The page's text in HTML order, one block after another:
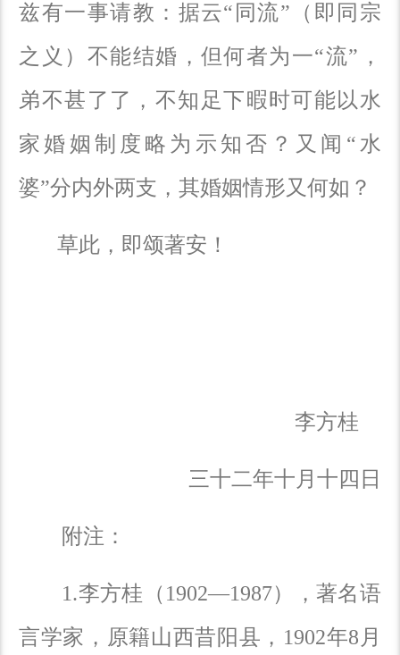
兹有一事请教：据云“同流”（即同宗
之义）不能结婚，但何者为一“流”，
弟不甚了了，不知足下暇时可能以水
家婚姻制度略为示知否？又闻“水
婆”分内外两支，其婚姻情形又何如？
草此，即颂著安！
李方桂
三十二年十月十四日
附注：
1.李方桂（1902—1987），著名语
言学家，原籍山西昔阳县，1902年8月